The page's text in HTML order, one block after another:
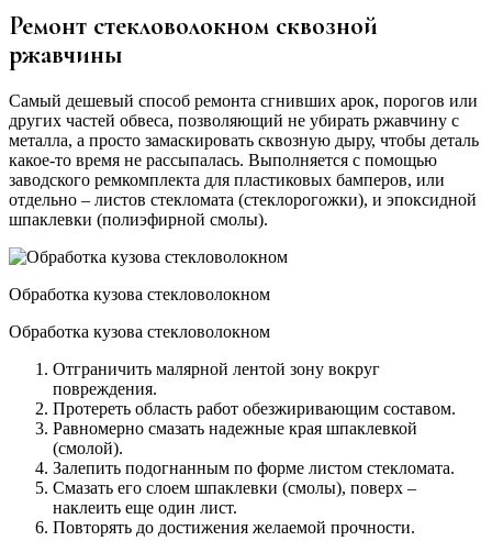
Ремонт стекловолокном сквозной
ржавчины
Самый дешевый способ ремонта сгнивших арок, порогов или
других частей обвеса, позволяющий не убирать ржавчину с
металла, а просто замаскировать сквозную дыру, чтобы деталь
какое-то время не рассыпалась. Выполняется с помощью
заводского ремкомплекта для пластиковых бамперов, или
отдельно – листов стекломата (стеклорогожки), и эпоксидной
шпаклевки (полиэфирной смолы).
Обработка кузова стекловолокном
Обработка кузова стекловолокном
Отграничить малярной лентой зону вокруг
повреждения.
Протереть область работ обезжиривающим составом.
Равномерно смазать надежные края шпаклевкой
(смолой).
Залепить подогнанным по форме листом стекломата.
Смазать его слоем шпаклевки (смолы), поверх –
наклеить еще один лист.
Повторять до достижения желаемой прочности.